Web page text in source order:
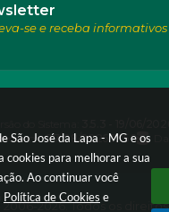
São José da Lapa - MG e os
cookies para melhorar a sua
Ao continuar você
Política de Cookies e
se e receba informativos
em:07/08/2026 17:50
2026. Todos os direitos